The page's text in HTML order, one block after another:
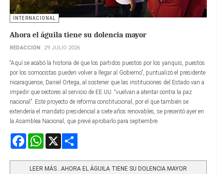
INTERNACIONAL
Ahora el águila tiene su dolencia mayor
REDACCIÓN 29 JULIO 2026
“Aquí se acabó la historia de que los partidos puestos por los yanquis, puestos
por los somocistas pueden volver a llegar al Gobierno”, puntualizó el presidente
nicaragüense, Daniel Ortega, al sostener que las instituciones del Estado van a
impedir que sectores al servicio de EE.UU. “vuelvan a atentar contra la paz
nacional”. Este proyecto de reforma constitucional, por el que también se
extendería el mandato presidencial a siete años renovables, se presentó ayer en
la Asamblea Nacional, que prevé aprobarlo para septiembre.
FacebookWhatsApp
LEER MÁS…AHORA EL ÁGUILA TIENE SU DOLENCIA MAYOR